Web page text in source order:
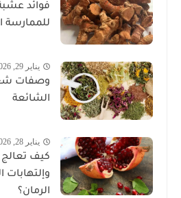
فوائد
للممارسة
يناير 29, 2026
وصفات
الشائعة
يناير 28, 2026
كيف تعالج
الرمان؟